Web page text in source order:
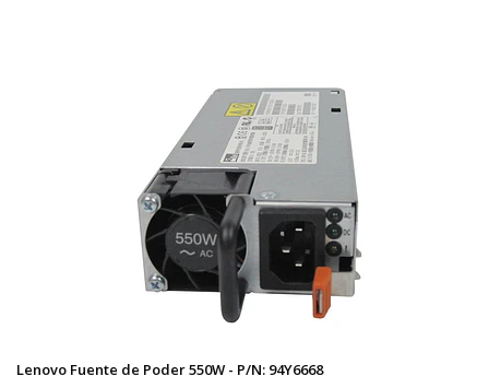
Lenovo Fuente de Poder 550W - P/N: 94Y6668